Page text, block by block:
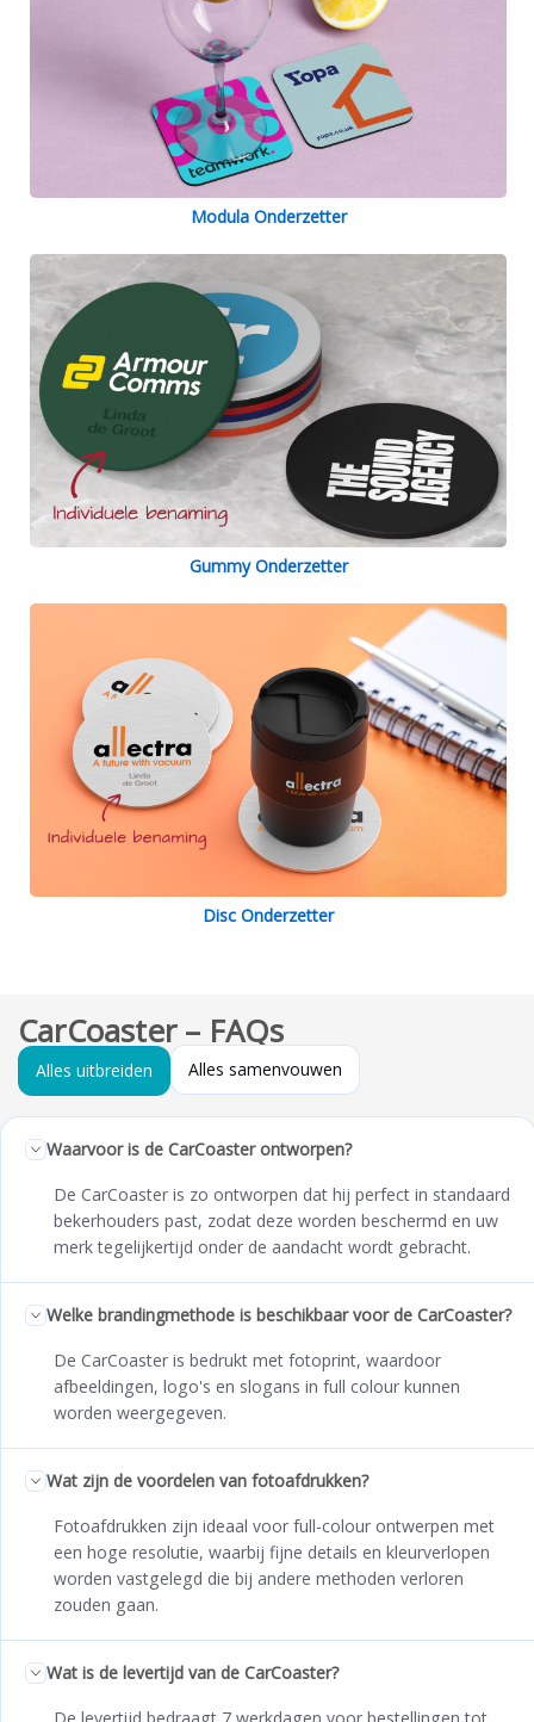
Modula Onderzetter
Gummy Onderzetter
Disc Onderzetter
CarCoaster – FAQs
Alles uitbreiden Alles samenvouwen
Waarvoor is de CarCoaster ontworpen?
De CarCoaster is zo ontworpen dat hij perfect in standaard
bekerhouders past, zodat deze worden beschermd en uw
merk tegelijkertijd onder de aandacht wordt gebracht.
Welke brandingmethode is beschikbaar voor de CarCoaster?
De CarCoaster is bedrukt met fotoprint, waardoor
afbeeldingen, logo's en slogans in full colour kunnen
worden weergegeven.
Wat zijn de voordelen van fotoafdrukken?
Fotoafdrukken zijn ideaal voor full-colour ontwerpen met
een hoge resolutie, waarbij fijne details en kleurverlopen
worden vastgelegd die bij andere methoden verloren
zouden gaan.
Wat is de levertijd van de CarCoaster?